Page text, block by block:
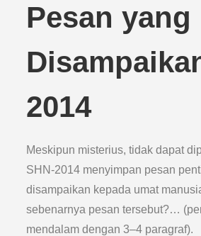
Pesan yang
2014
Meskipun misterius, tidak dapat
SHN-2014 menyimpan pesan
disampaikan kepada umat
sebenarnya pesan tersebut?…
mendalam dengan 3–4 paragraf).